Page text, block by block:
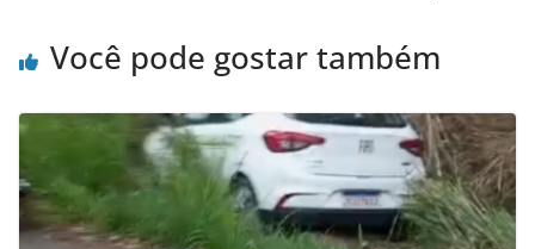
k
Você pode gostar também